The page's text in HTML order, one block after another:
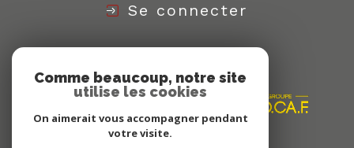
Se connecter
ADHÉRONS
Comme beaucoup, notre site
utilise les cookies
On aimerait vous accompagner pendant
votre visite.